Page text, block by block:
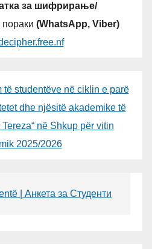
за шифрирање/
(WhatsApp, Viber)
të studentëve në ciklin e parë
dhe njësitë akademike të
në Shkup për vitin
2025/2026
| Анкета за Студенти